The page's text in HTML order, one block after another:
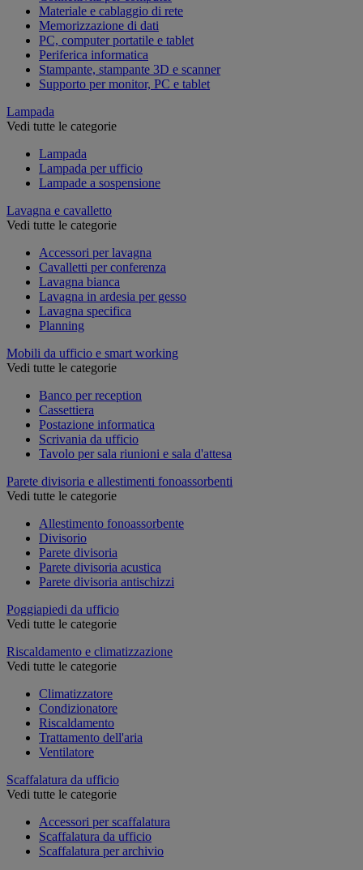
Materiale e cablaggio di rete
Memorizzazione di dati
PC, computer portatile e tablet
Periferica informatica
Stampante, stampante 3D e scanner
Supporto per monitor, PC e tablet
Lampada
Vedi tutte le categorie
Lampada
Lampada per ufficio
Lampade a sospensione
Lavagna e cavalletto
Vedi tutte le categorie
Accessori per lavagna
Cavalletti per conferenza
Lavagna bianca
Lavagna in ardesia per gesso
Lavagna specifica
Planning
Mobili da ufficio e smart working
Vedi tutte le categorie
Banco per reception
Cassettiera
Postazione informatica
Scrivania da ufficio
Tavolo per sala riunioni e sala d'attesa
Parete divisoria e allestimenti fonoassorbenti
Vedi tutte le categorie
Allestimento fonoassorbente
Divisorio
Parete divisoria
Parete divisoria acustica
Parete divisoria antischizzi
Poggiapiedi da ufficio
Vedi tutte le categorie
Riscaldamento e climatizzazione
Vedi tutte le categorie
Climatizzatore
Condizionatore
Riscaldamento
Trattamento dell'aria
Ventilatore
Scaffalatura da ufficio
Vedi tutte le categorie
Accessori per scaffalatura
Scaffalatura da ufficio
Scaffalatura per archivio